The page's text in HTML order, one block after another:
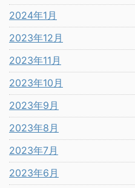
2024年1月
2023年12月
2023年11月
2023年10月
2023年9月
2023年8月
2023年7月
2023年6月